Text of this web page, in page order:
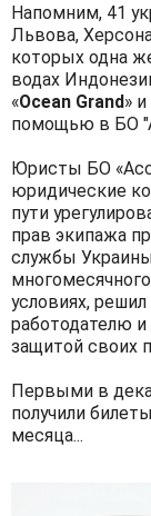
Напомним, 41
Львова,
которых одна
водах
«Ocean Grand»
помощью в БО
Юристы БО
юридические
пути
прав экипажа
службы
условиях,
работодателю
защитой своих
Первыми в
получили
месяца...